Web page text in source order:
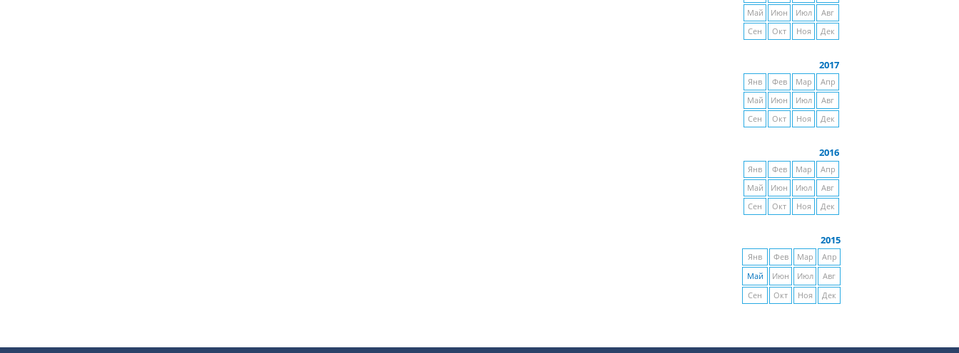
Май
Июн Июл
Авг
Сен
Окт Ноя Дек
2017
Янв Фев Мар
Апр
Май
Июн Июл
Авг
Сен
Окт Ноя Дек
2016
Янв Фев Мар
Апр
Май
Июн Июл
Авг
Сен
Окт Ноя Дек
2015
Янв Фев Мар
Апр
Май
Июн Июл
Авг
Сен
Окт Ноя Дек